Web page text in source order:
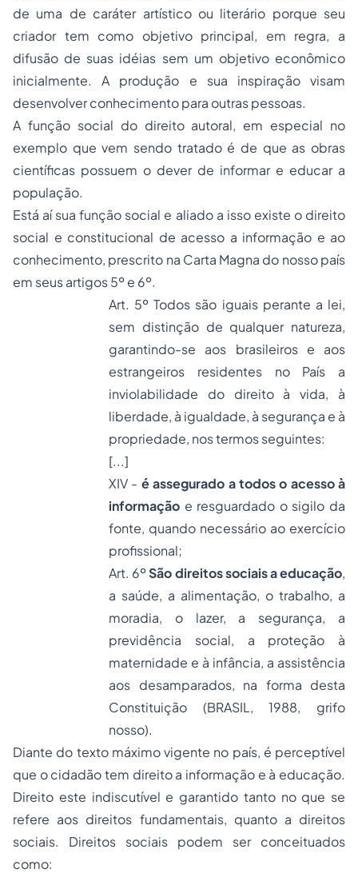
de uma de caráter artístico ou literário porque seu
criador tem como objetivo principal, em regra, a
difusão de suas idéias sem um objetivo econômico
inicialmente. A produção e sua inspiração visam
desenvolver conhecimento para outras pessoas.
A função social do direito autoral, em especial no
exemplo que vem sendo tratado é de que as obras
científicas possuem o dever de informar e educar a
população.
Está aí sua função social e aliado a isso existe o direito
social e constitucional de acesso a informação e ao
conhecimento, prescrito na Carta Magna do nosso país
em seus artigos 5º e 6º.
Art. 5º Todos são iguais perante a lei,
sem distinção de qualquer natureza,
garantindo-se aos brasileiros e aos
estrangeiros residentes no País a
inviolabilidade do direito à vida, à
liberdade, à igualdade, à segurança e à
propriedade, nos termos seguintes:
[...]
XIV - é assegurado a todos o acesso à
informação e resguardado o sigilo da
fonte, quando necessário ao exercício
profissional;
Art. 6ºSão direitos sociais a educação,
a saúde, a alimentação, o trabalho, a
moradia, o lazer, a segurança, a
previdência social, a proteção à
maternidade e à infância, a assistência
aos desamparados, na forma desta
Constituição (BRASIL, 1988, grifo
nosso).
Diante do texto máximo vigente no país, é perceptível
que o cidadão tem direito a informação e à educação.
Direito este indiscutível e garantido tanto no que se
refere aos direitos fundamentais, quanto a direitos
sociais. Direitos sociais podem ser conceituados
como: